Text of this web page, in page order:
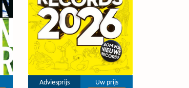
Adviesprijs
Uw prijs